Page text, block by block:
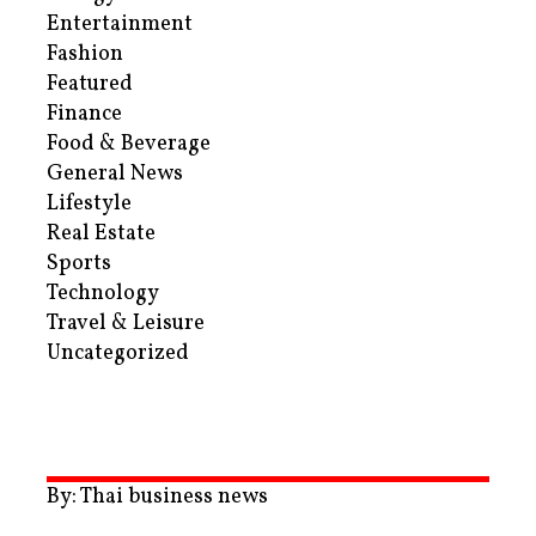
Entertainment
Fashion
Featured
Finance
Food & Beverage
General News
Lifestyle
Real Estate
Sports
Technology
Travel & Leisure
Uncategorized
By: Thai business news